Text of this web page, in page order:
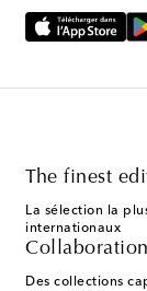
The finest
La sélection la
internationaux
Des collections